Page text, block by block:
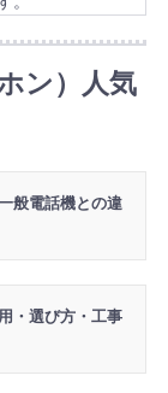
い合わせを
い合わせを頂
入のお問い合
ン）人気
般電話機との違
・選び方・工事